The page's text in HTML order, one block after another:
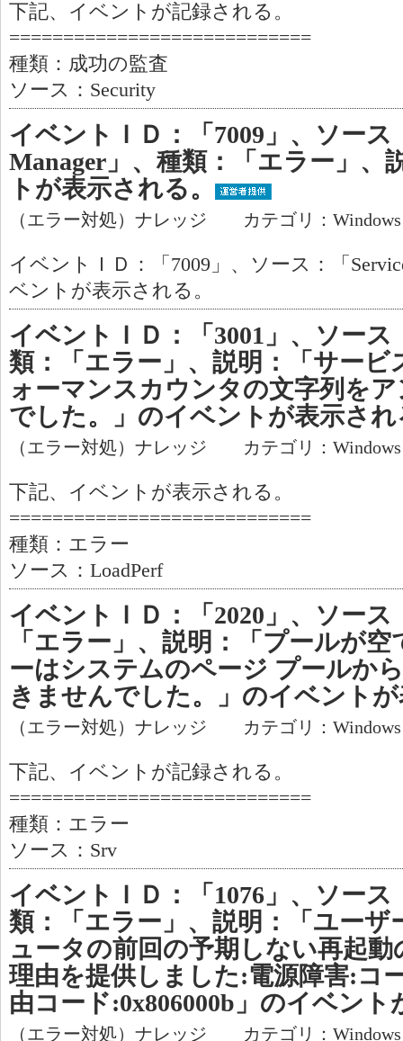
下記、イベントが記録される。
============================
種類：成功の監査
ソース：Security
イベントＩＤ：「7009」、ソース
Manager」、種類：「エラー」、
トが表示される。
（エラー対処）ナレッジ カテゴリ：
イベントＩＤ：「7009」、ソース：「
ベントが表示される。
イベントＩＤ：「3001」、ソース
類：「エラー」、説明：「サー
ォーマンスカウンタの文字列を
でした。」のイベントが表示され
（エラー対処）ナレッジ カテゴリ：
下記、イベントが表示される。
============================
種類：エラー
ソース：LoadPerf
イベントＩＤ：「2020」、ソース
「エラー」、説明：「プールが
ーはシステムのページ プールか
きませんでした。」のイベント
（エラー対処）ナレッジ カテゴリ：
下記、イベントが記録される。
============================
種類：エラー
ソース：Srv
イベントＩＤ：「1076」、ソース
類：「エラー」、説明：「ユー
ュータの前回の予期しない再起
理由を提供しました:電源障害:コ
由コード:0x806000b」のイベン
（エラー対処）ナレッジ カテゴリ：